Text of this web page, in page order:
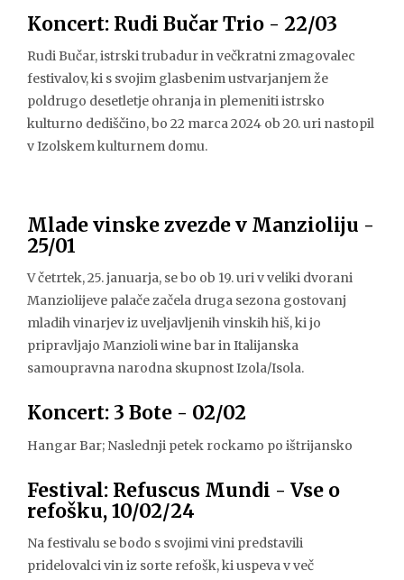
Koncert: Rudi Bučar Trio - 22/03
Rudi Bučar, istrski trubadur in večkratni zmagovalec
festivalov, ki s svojim glasbenim ustvarjanjem že
poldrugo desetletje ohranja in plemeniti istrsko
kulturno dediščino, bo 22 marca 2024 ob 20. uri nastopil
v Izolskem kulturnem domu.
Mlade vinske zvezde v Manzioliju -
25/01
V četrtek, 25. januarja, se bo ob 19. uri v veliki dvorani
Manziolijeve palače začela druga sezona gostovanj
mladih vinarjev iz uveljavljenih vinskih hiš, ki jo
pripravljajo Manzioli wine bar in Italijanska
samoupravna narodna skupnost Izola/Isola.
Koncert: 3 Bote - 02/02
Hangar Bar; Naslednji petek rockamo po ištrijansko
Festival: Refuscus Mundi - Vse o
refošku, 10/02/24
Na festivalu se bodo s svojimi vini predstavili
pridelovalci vin iz sorte refošk, ki uspeva v več